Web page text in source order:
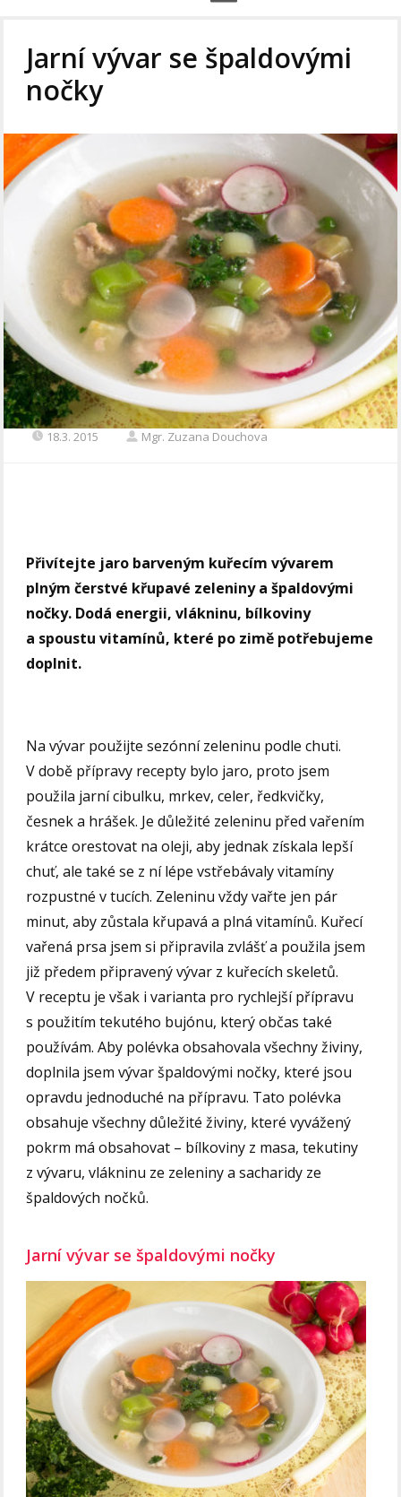
Jarní vývar se špaldovými
nočky
18.3. 2015 Mgr. Zuzana Douchova
Přivítejte jaro barveným kuřecím vývarem
plným čerstvé křupavé zeleniny a špaldovými
nočky. Dodá energii, vlákninu, bílkoviny
a spoustu vitamínů, které po zimě potřebujeme
doplnit.
Na vývar použijte sezónní zeleninu podle chuti.
V době přípravy recepty bylo jaro, proto jsem
použila jarní cibulku, mrkev, celer, ředkvičky,
česnek a hrášek. Je důležité zeleninu před vařením
krátce orestovat na oleji, aby jednak získala lepší
chuť, ale také se z ní lépe vstřebávaly vitamíny
rozpustné v tucích. Zeleninu vždy vařte jen pár
minut, aby zůstala křupavá a plná vitamínů. Kuřecí
vařená prsa jsem si připravila zvlášť a použila jsem
již předem připravený vývar z kuřecích skeletů.
V receptu je však i varianta pro rychlejší přípravu
s použitím tekutého bujónu, který občas také
používám. Aby polévka obsahovala všechny živiny,
doplnila jsem vývar špaldovými nočky, které jsou
opravdu jednoduché na přípravu. Tato polévka
obsahuje všechny důležité živiny, které vyvážený
pokrm má obsahovat – bílkoviny z masa, tekutiny
z vývaru, vlákninu ze zeleniny a sacharidy ze
špaldových nočků.
Jarní vývar se špaldovými nočky